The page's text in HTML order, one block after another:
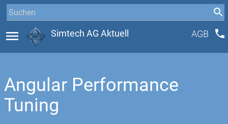
menu Simtech AG Aktuell AGB phone
Angular Performance
Tuning